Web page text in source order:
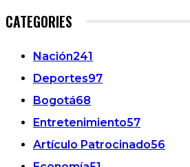
CATEGORIES
Nación241
Deportes97
Bogotá68
Entretenimiento57
Artículo Patrocinado56